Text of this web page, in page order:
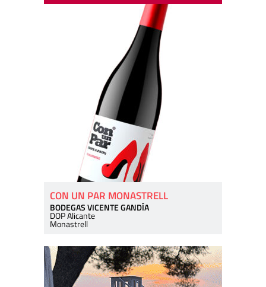
CON UN PAR MONASTRELL
BODEGAS VICENTE GANDÍA
DOP Alicante
Monastrell